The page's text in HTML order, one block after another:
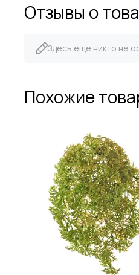
Отзывы о
Здесь еще никто не
Похожие